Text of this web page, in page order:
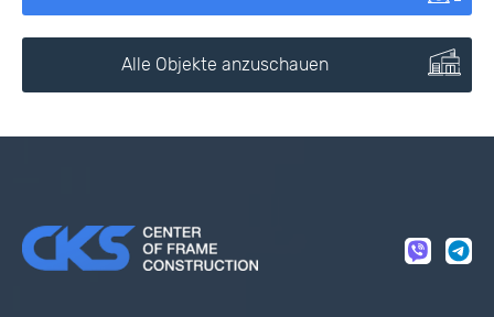
Alle Objekte anzuschauen